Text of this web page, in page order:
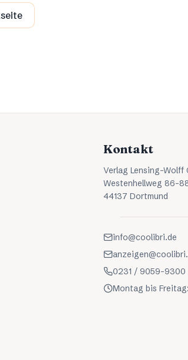
Kontakt
Verlag Lensing-Wolff
Westenhellweg 86-
44137 Dortmund
info@coolibri.de
0231 / 9059-9300
Montag bis